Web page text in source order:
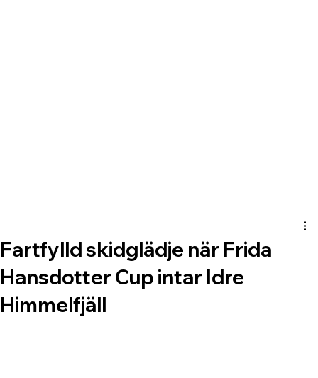
Fartfylld skidglädje när Frida
Hansdotter Cup intar Idre
Himmelfjäll